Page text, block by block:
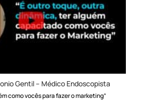
Gentil – Médico Endoscopista
como vocês para fazer o marketing”